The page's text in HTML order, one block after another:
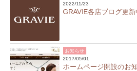
2022/11/23
GRAVIE各店ブログ更新
お知らせ
2017/05/01
ホームページ開設のお